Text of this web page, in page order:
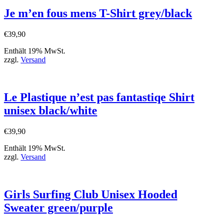
Je m’en fous mens T-Shirt grey/black
€39,90
Enthält 19% MwSt.
zzgl. Versand
Le Plastique n’est pas fantastiqe Shirt
unisex black/white
€39,90
Enthält 19% MwSt.
zzgl. Versand
Girls Surfing Club Unisex Hooded
Sweater green/purple